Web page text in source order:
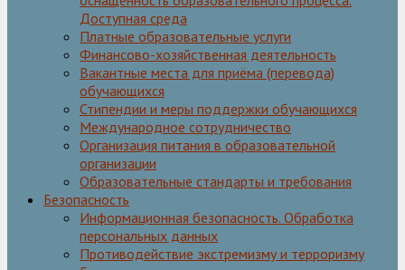
Доступная среда
Платные образовательные услуги
Финансово-хозяйственная деятельность
Вакантные места для приёма (перевода)
обучающихся
Стипендии и меры поддержки обучающихся
Международное сотрудничество
Организация питания в образовательной
организации
Образовательные стандарты и требования
Безопасность
Информационная безопасность. Обработка
персональных данных
Противодействие экстремизму и терроризму